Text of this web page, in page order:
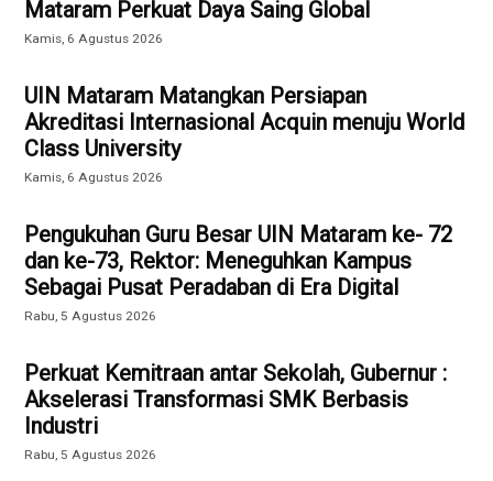
Mataram Perkuat Daya Saing Global
Kamis, 6 Agustus 2026
UIN Mataram Matangkan Persiapan
Akreditasi Internasional Acquin menuju World
Class University
Kamis, 6 Agustus 2026
Pengukuhan Guru Besar UIN Mataram ke- 72
dan ke-73, Rektor: Meneguhkan Kampus
Sebagai Pusat Peradaban di Era Digital
Rabu, 5 Agustus 2026
Perkuat Kemitraan antar Sekolah, Gubernur :
Akselerasi Transformasi SMK Berbasis
Industri
Rabu, 5 Agustus 2026